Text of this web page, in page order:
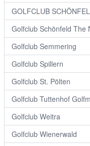
GOLFCLUB
Golfclub Schönfeld The
Golfclub Semmering
Golfclub Spillern
Golfclub St. Pölten
Golfclub Tuttenhof
Golfclub Weitra
Golfclub Wienerwald